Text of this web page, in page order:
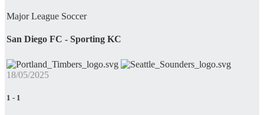
Major League Soccer
San Diego FC - Sporting KC
18/05/2025
1 - 1